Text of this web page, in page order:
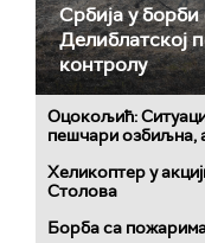
Србија у
Делиблатској
контролу
Оцокољић:
пешчари озбиљна,
Хеликоптер у
Столова
Борба са